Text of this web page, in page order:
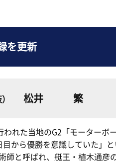
を更新
松井 繁
われた当地のG2「モーターボ
目から優勝を意識していた」
師と呼ばれ、艇王・植木通彦